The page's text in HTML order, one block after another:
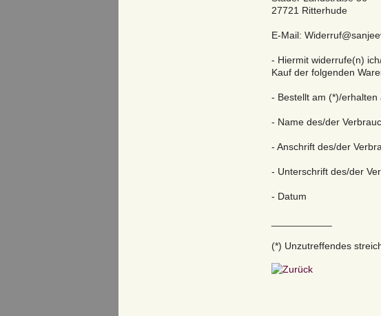
27721 Ritterhude
E-Mail:
- Hiermit widerrufe(n)
Kauf der folgenden
- Bestellt am (*)/erhalten
- Name des/der
- Anschrift des/der
- Unterschrift des/der
- Datum
(*) Unzutreffendes